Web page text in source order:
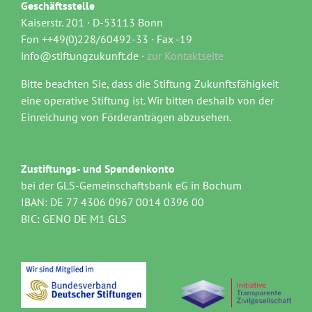
Geschäftsstelle
Kaiserstr. 201 · D-53113 Bonn
Fon ++49(0)228/60492-33 · Fax -19
info@stiftungzukunft.de · zur Kontaktseite
Bitte beachten Sie, dass die Stiftung Zukunftsfähigkeit
eine operative Stiftung ist. Wir bitten deshalb von der
Einreichung von Förderanträgen abzusehen.
Zustiftungs- und Spendenkonto
bei der GLS-Gemeinschaftsbank eG in Bochum
IBAN: DE 77 4306 0967 0014 0396 00
BIC: GENO DE M1 GLS